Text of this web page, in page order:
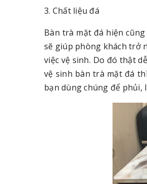
3. Chất liệu đá
Bàn trà mặt đá hiện
sẽ giúp phòng khách trở
việc vệ sinh. Do đó thật
vệ sinh bàn trà mặt đá
bạn dùng chúng để phủi,